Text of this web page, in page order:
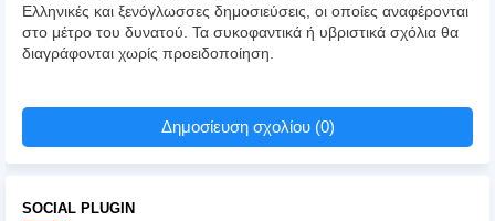
Ελληνικές και ξενόγλωσσες δημοσιεύσεις, οι οποίες αναφέρονται
στο μέτρο του δυνατού. Τα συκοφαντικά ή υβριστικά σχόλια θα
διαγράφονται χωρίς προειδοποίηση.
Δημοσίευση σχολίου (0)
SOCIAL PLUGIN